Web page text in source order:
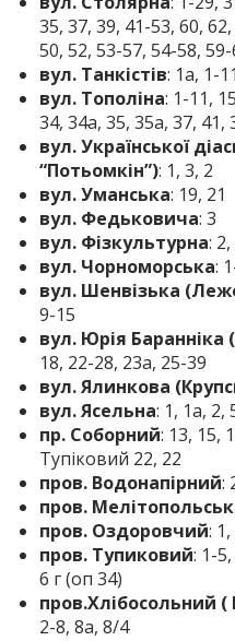
35, 37, 39, 41-53, 60,
50, 52, 53-57, 54-58,
вул. Танкістів: 1а, 1-
вул. Тополіна: 1-11,
34, 34а, 35, 35а, 37, 41,
вул. Української
“Потьомкін”): 1, 3, 2
вул. Уманська: 19, 21
вул. Федьковича: 3
вул. Фізкультурна:
вул. Чорноморська:
вул. Шенвізька
9-15
вул. Юрія
18, 22-28, 23а, 25-39
вул. Ялинкова
вул. Ясельна: 1, 1а, 2,
пр. Соборний: 13, 15,
Тупіковий 22, 22
пров. Водонапірний:
пров.
пров. Оздоровчий:
пров. Тупиковий: 1-
6 г (оп 34)
пров.Хлібосольний
2-8, 8а, 8/4